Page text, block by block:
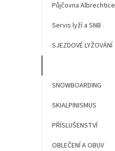
Půjčovna Albrechtice
Servis lyží a SNB
SJEZDOVÉ LYŽOVÁNÍ
SNOWBOARDING
SKIALPINISMUS
PŘÍSLUŠENSTVÍ
OBLEČENÍ A OBUV